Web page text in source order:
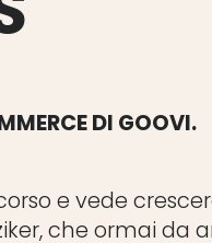
DI GOOVI.
e vede
che ormai da